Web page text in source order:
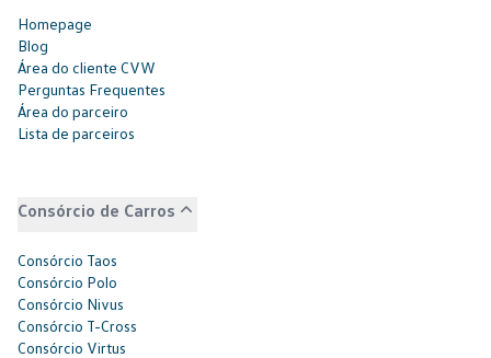
Homepage
Blog
Área do cliente CVW
Perguntas Frequentes
Área do parceiro
Lista de parceiros
Consórcio de Carros
Consórcio Taos
Consórcio Polo
Consórcio Nivus
Consórcio T-Cross
Consórcio Virtus